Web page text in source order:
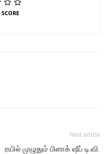
Next article
ரயில் முழுதும் பிளாக் ஷீப் டி.வி.